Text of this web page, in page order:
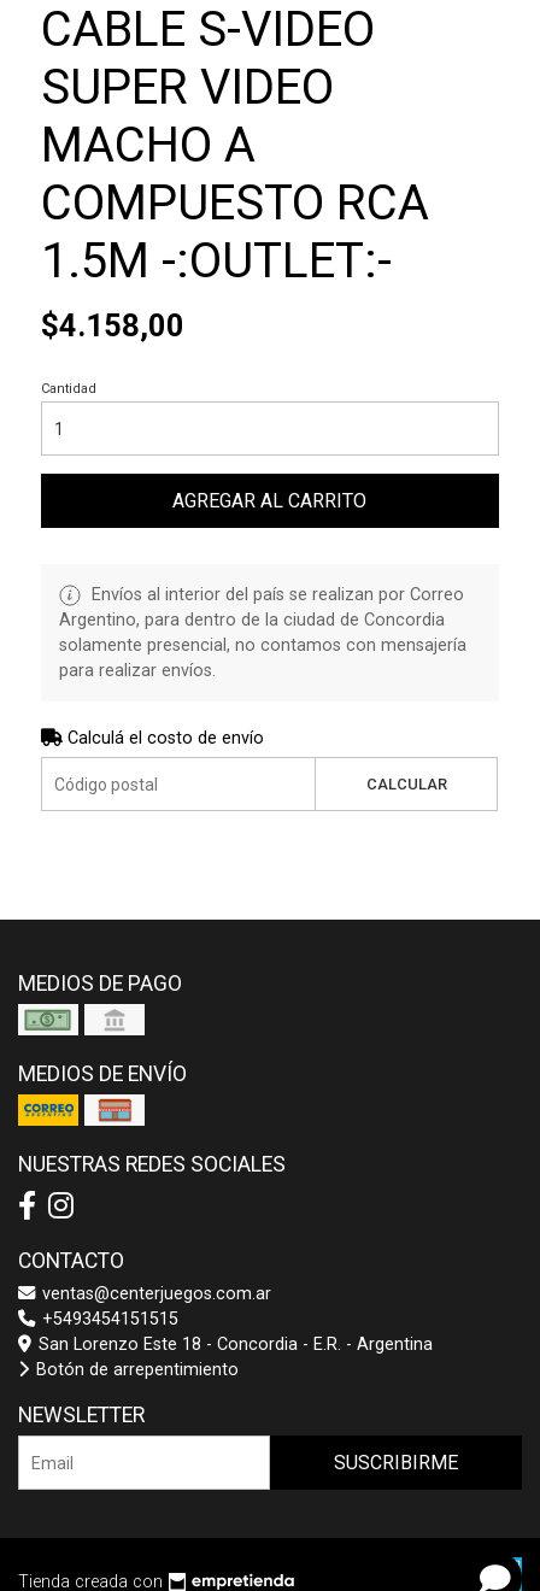
CABLE S-VIDEO
SUPER VIDEO
MACHO A
COMPUESTO RCA
1.5M -:OUTLET:-
$4.158,00
Cantidad
AGREGAR AL CARRITO
Envíos al interior del país se realizan por Correo
Argentino, para dentro de la ciudad de Concordia
solamente presencial, no contamos con mensajería
para realizar envíos.
Calculá el costo de envío
CALCULAR
MEDIOS DE PAGO
MEDIOS DE ENVÍO
NUESTRAS REDES SOCIALES
CONTACTO
ventas@centerjuegos.com.ar
+5493454151515
San Lorenzo Este 18 - Concordia - E.R. - Argentina
Botón de arrepentimiento
NEWSLETTER
SUSCRIBIRME
Tienda creada con